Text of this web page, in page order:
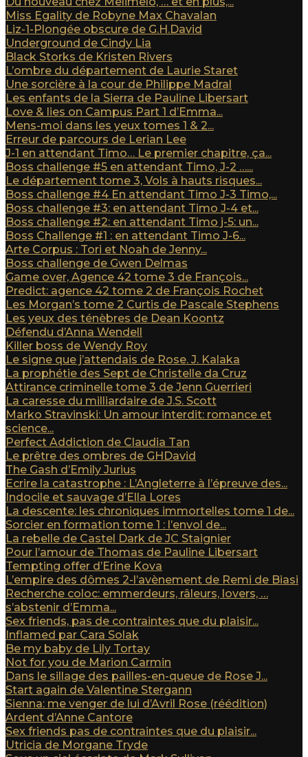
Miss Egality de Robyne Max Chavalan
Liz-1-Plongée obscure de G.H.David
Underground de Cindy Lia
Black Storks de Kristen Rivers
L’ombre du département de Laurie Staret
Une sorcière à la cour de Philippe Madral
Les enfants de la Sierra de Pauline Libersart
Love & lies on Campus Part 1 d’Emma...
Mens-moi dans les yeux tomes 1 & 2...
Erreur de parcours de Lerian Lee
J-1 en attendant Timo… Le premier chapitre, ça...
Boss challenge #5 en attendant Timo, J-2 …...
Le département tome 3, Vols à hauts risques...
Boss challenge #4 En attendant Timo J-3 Timo,...
Boss challenge #3: en attendant Timo J-4 et...
Boss challenge #2: en attendant Timo j-5: un...
Boss Challenge #1 : en attendant Timo J-6...
Arte Corpus : Tori et Noah de Jenny...
Boss challenge de Gwen Delmas
Game over, Agence 42 tome 3 de François...
Predict: agence 42 tome 2 de François Rochet
Les Morgan’s tome 2 Curtis de Pascale Stephens
Les yeux des ténèbres de Dean Koontz
Défendu d’Anna Wendell
Killer boss de Wendy Roy
Le signe que j’attendais de Rose. J. Kalaka
La prophétie des Sept de Christelle da Cruz
Attirance criminelle tome 3 de Jenn Guerrieri
La caresse du milliardaire de J.S. Scott
Marko Stravinski: Un amour interdit: romance et
science...
Perfect Addiction de Claudia Tan
Le prêtre des ombres de GHDavid
The Gash d’Emily Jurius
Ecrire la catastrophe : L’Angleterre à l’épreuve des...
Indocile et sauvage d’Ella Lores
La descente: les chroniques immortelles tome 1 de...
Sorcier en formation tome 1 : l’envol de...
La rebelle de Castel Dark de JC Staignier
Pour l’amour de Thomas de Pauline Libersart
Tempting offer d’Erine Kova
L’empire des dômes 2-l’avènement de Remi de Biasi
Recherche coloc: emmerdeurs, râleurs, lovers, …
s’abstenir d’Emma...
Sex friends, pas de contraintes que du plaisir...
Inflamed par Cara Solak
Be my baby de Lily Tortay
Not for you de Marion Carmin
Dans le sillage des pailles-en-queue de Rose J...
Start again de Valentine Stergann
Sienna: me venger de lui d’Avril Rose (réédition)
Ardent d’Anne Cantore
Sex friends pas de contraintes que du plaisir...
Utricia de Morgane Tryde